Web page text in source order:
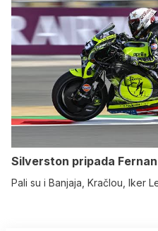
Silverston pripada
Pali su i Banjaja, Kračlou, Iker